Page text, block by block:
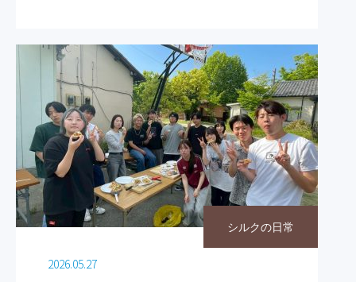
シルクの日常
2026.05.27